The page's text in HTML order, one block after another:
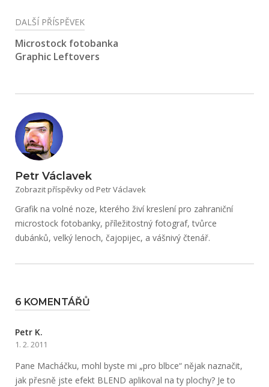
DALŠÍ PŘÍSPĚVEK
Microstock fotobanka
Graphic Leftovers
Petr Václavek
Zobrazit příspěvky od Petr Václavek
Grafik na volné noze, kterého živí kreslení pro zahraniční
microstock fotobanky, příležitostný fotograf, tvůrce
dubánků, velký lenoch, čajopijec, a vášnivý čtenář.
6 KOMENTÁŘŮ
Petr K.
1. 2. 2011
Pane Macháčku, mohl byste mi „pro blbce“ nějak naznačit,
jak přesně jste efekt BLEND aplikoval na ty plochy? Je to